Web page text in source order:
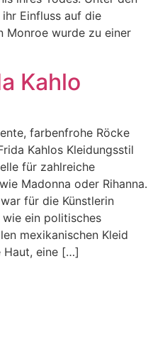
Einfluss auf die
Monroe wurde zu einer
Kahlo
farbenfrohe Röcke
Kahlos Kleidungsstil
für zahlreiche
Madonna oder Rihanna.
für die Künstlerin
ein politisches
mexikanischen Kleid
Haut, eine […]